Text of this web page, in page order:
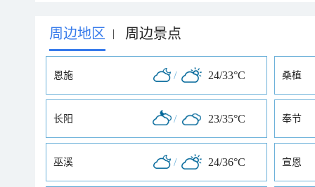
周边地区 | 周边景点
恩施 / 24/33°C 桑植
长阳 / 23/35°C 奉节
巫溪 / 24/36°C 宣恩